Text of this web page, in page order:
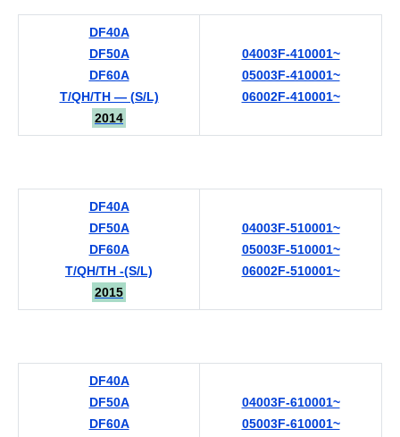
DF40A
DF50A
DF60A
T/QH/TH — (S/L)
2014
04003F-410001~
05003F-410001~
06002F-410001~
DF40A
DF50A
DF60A
T/QH/TH -(S/L)
2015
04003F-510001~
05003F-510001~
06002F-510001~
DF40A
DF50A
DF60A
04003F-610001~
05003F-610001~